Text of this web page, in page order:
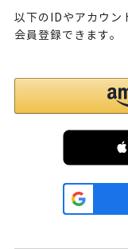
以下のIDやアカウン
会員登録できます。
